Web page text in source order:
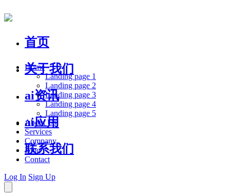
首页
关于我们
ai资讯
ai应用
联系我们
Home
Landing page 1
Landing page 2
Landing page 3
Landing page 4
Landing page 5
About Us
Services
Company
Blog
Contact
Log In Sign Up